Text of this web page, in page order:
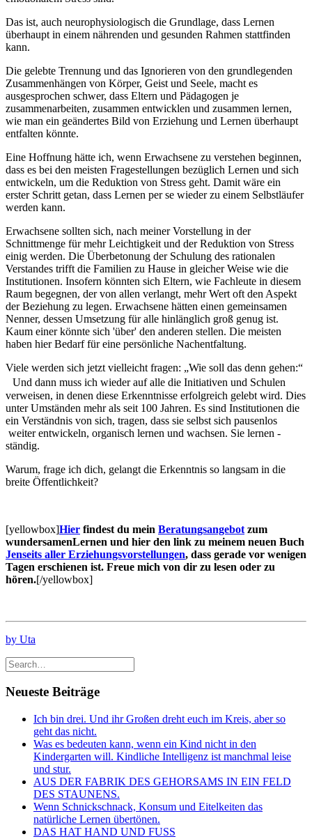
Das ist, auch neurophysiologisch die Grundlage, dass Lernen
überhaupt in einem nährenden und gesunden Rahmen stattfinden
kann.
Die gelebte Trennung und das Ignorieren von den grundlegenden
Zusammenhängen von Körper, Geist und Seele, macht es
ausgesprochen schwer, dass Eltern und Pädagogen je
zusammenarbeiten, zusammen entwicklen und zusammen lernen,
wie man ein geändertes Bild von Erziehung und Lernen überhaupt
entfalten könnte.
Eine Hoffnung hätte ich, wenn Erwachsene zu verstehen beginnen,
dass es bei den meisten Fragestellungen bezüglich Lernen und sich
entwickeln, um die Reduktion von Stress geht. Damit wäre ein
erster Schritt getan, dass Lernen per se wieder zu einem Selbstläufer
werden kann.
Erwachsene sollten sich, nach meiner Vorstellung in der
Schnittmenge für mehr Leichtigkeit und der Reduktion von Stress
einig werden. Die Überbetonung der Schulung des rationalen
Verstandes trifft die Familien zu Hause in gleicher Weise wie die
Institutionen. Insofern könnten sich Eltern, wie Fachleute in diesem
Raum begegnen, der von allen verlangt, mehr Wert oft den Aspekt
der Beziehung zu legen. Erwachsene hätten einen gemeinsamen
Nenner, dessen Umsetzung für alle hinlänglich groß genug ist.
Kaum einer könnte sich 'über' den anderen stellen. Die meisten
haben hier Bedarf für eine persönliche Nachentfaltung.
Viele werden sich jetzt vielleicht fragen: „Wie soll das denn gehen:“
Und dann muss ich wieder auf alle die Initiativen und Schulen
verweisen, in denen diese Erkenntnisse erfolgreich gelebt wird. Dies
unter Umständen mehr als seit 100 Jahren. Es sind Institutionen die
ein Verständnis von sich, tragen, dass sie selbst sich pausenlos
weiter entwickeln, organisch lernen und wachsen. Sie lernen -
ständig.
Warum, frage ich dich, gelangt die Erkenntnis so langsam in die
breite Öffentlichkeit?
[yellowbox]Hier findest du mein Beratungsangebot zum
wundersamenLernen und hier den link zu meinem neuen Buch
Jenseits aller Erziehungsvorstellungen, dass gerade vor wenigen
Tagen erschienen ist. Freue mich von dir zu lesen oder zu
hören.[/yellowbox]
by Uta
Neueste Beiträge
Ich bin drei. Und ihr Großen dreht euch im Kreis, aber so
geht das nicht.
Was es bedeuten kann, wenn ein Kind nicht in den
Kindergarten will. Kindliche Intelligenz ist manchmal leise
und stur.
AUS DER FABRIK DES GEHORSAMS IN EIN FELD
DES STAUNENS.
Wenn Schnickschnack, Konsum und Eitelkeiten das
natürliche Lernen übertönen.
DAS HAT HAND UND FUSS